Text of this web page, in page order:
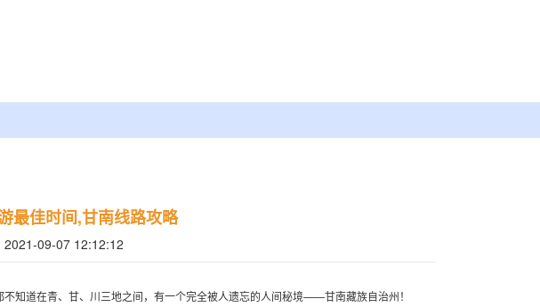
最佳时间,甘南线路攻略
2021-09-07 12:12:12
知道在青、甘、川三地之间，有一个完全被人遗忘的人间秘境——甘南藏族自治州！